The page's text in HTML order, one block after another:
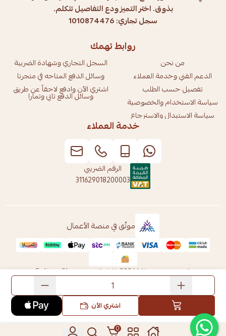
0
اشتري الآن
بذوق. اختر التميز ودع التفاصيل تتكلم.
سجل تجاري: 1010874476
روابط تهمك
من نحن
الدعم الفني وخدمة العملاء
تفصيل حسب الطلب
سياسة الاستخدام والخصوصية
سياسة الاستبدال والاسترجاع
السجل التجاري وشهادة الضريبة
وسائل الدفع المتاحه في متجرنا
اشتري الآن وادفع لاحقاً عن طريق
وسائل الدفع تابي وتمارا
خدمة العملاء
الرقم الضريبي
311629018200003
موثّق في منصة الأعمال
الحقوق محفوظة | 2026 فاطمة ستور Fatima Store